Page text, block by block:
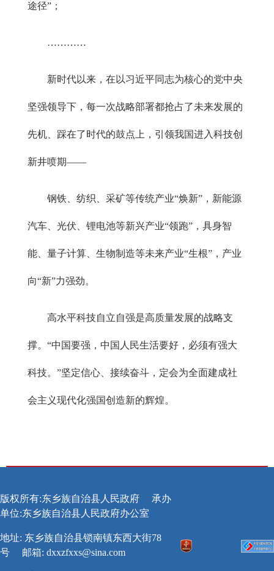
途径”；
…………
新时代以来，在以习近平同志为核心的党中央
坚强领导下，每一次战略部署都抢占了未来发展的
先机、踩在了时代的鼓点上，引领我国进入科技创
新井喷期——
钢铁、纺织、采矿等传统产业“焕新”，新能源
汽车、光伏、锂电池等新兴产业“领跑”，具身智
能、量子计算、生物制造等未来产业“生根”，产业
向“新”力强劲。
高水平科技自立自强是高质量发展的战略支
撑。“中国要强，中国人民生活要好，必须有强大
科技。”坚定信心、接续奋斗，定会为全面建成社
会主义现代化强国创造新的辉煌。
版权所有:东乡族自治县人民政府
承办
单位:东乡族自治县人民政府办公室
地址: 东乡族自治县锁南镇东西大街78
号
邮箱: dxxzfxxs@sina.com